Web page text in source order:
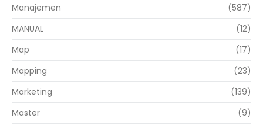
Manajemen
(587)
MANUAL
(12)
Map
(17)
Mapping
(23)
Marketing
(139)
Master
(9)